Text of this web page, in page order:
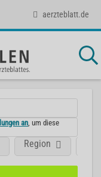
aerzteblatt.de
an , um diese
Region